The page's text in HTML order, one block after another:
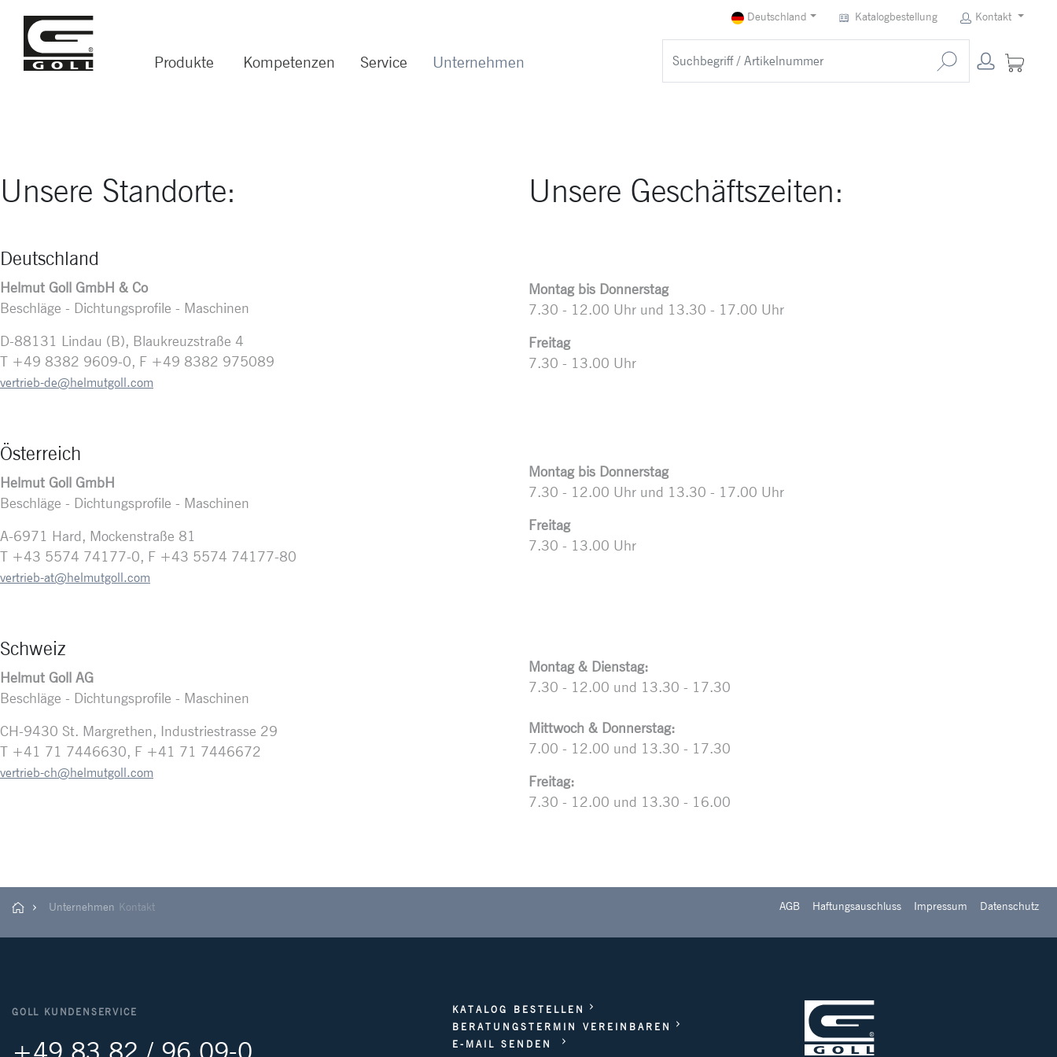
Deutschland Katalogbestellung Kontakt
Produkte Kompetenzen Service Unternehmen
Unsere Standorte:
Deutschland
Helmut Goll GmbH & Co
Beschläge - Dichtungsprofile - Maschinen
D-88131 Lindau (B), Blaukreuzstraße 4
T +49 8382 9609-0, F +49 8382 975089
vertrieb-de@helmutgoll.com
Österreich
Helmut Goll GmbH
Beschläge - Dichtungsprofile - Maschinen
A-6971 Hard, Mockenstraße 81
T +43 5574 74177-0, F +43 5574 74177-80
vertrieb-at@helmutgoll.com
Schweiz
Helmut Goll AG
Beschläge - Dichtungsprofile - Maschinen
CH-9430 St. Margrethen, Industriestrasse 29
T +41 71 7446630, F +41 71 7446672
vertrieb-ch@helmutgoll.com
Unsere Geschäftszeiten:
Montag bis Donnerstag
7.30 - 12.00 Uhr und 13.30 - 17.00 Uhr
Freitag
7.30 - 13.00 Uhr
Montag bis Donnerstag
7.30 - 12.00 Uhr und 13.30 - 17.00 Uhr
Freitag
7.30 - 13.00 Uhr
Montag & Dienstag:
7.30 - 12.00 und 13.30 - 17.30
Mittwoch & Donnerstag:
7.00 - 12.00 und 13.30 - 17.30
Freitag:
7.30 - 12.00 und 13.30 - 16.00
Unternehmen Kontakt AGB Haftungsauschluss Impressum Datenschutz
GOLL KUNDENSERVICE
KATALOG BESTELLEN
BERATUNGSTERMIN VEREINBAREN
E-MAIL SENDEN